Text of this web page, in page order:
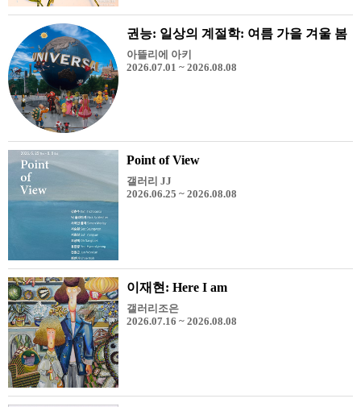
권능: 일상의 계절학: 여름 가을 겨울 봄
아뜰리에 아키
2026.07.01 ~ 2026.08.08
Point of View
갤러리 JJ
2026.06.25 ~ 2026.08.08
이재현: Here I am
갤러리조은
2026.07.16 ~ 2026.08.08